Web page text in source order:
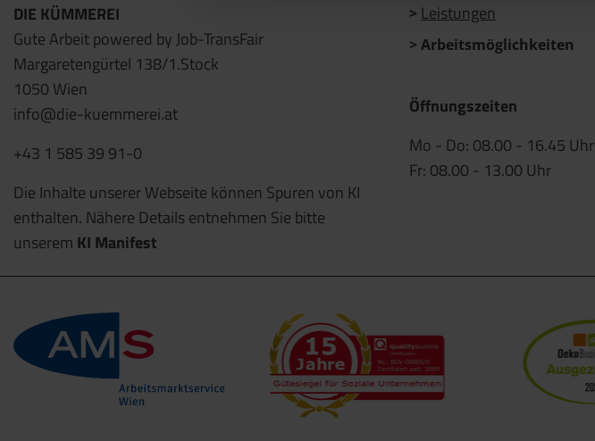
DIE KÜMMEREI
Gute Arbeit powered by Job-TransFair
Margaretengürtel 138/1.Stock
1050 Wien
info@die-kuemmerei.at
+43 1 585 39 91-0
Die Inhalte unserer Webseite können Spuren von KI
enthalten. Nähere Details entnehmen Sie bitte
unserem KI Manifest
Leistungen
Arbeitsmöglichkeiten
Öffnungszeiten
Mo - Do: 08.00 - 16.45 Uhr
Fr: 08.00 - 13.00 Uhr